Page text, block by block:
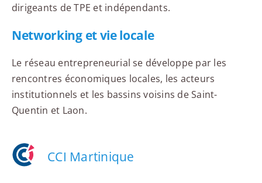
dirigeants de TPE et indépendants.
Networking et vie locale
Le réseau entrepreneurial se développe par les
rencontres économiques locales, les acteurs
institutionnels et les bassins voisins de Saint-
Quentin et Laon.
CCI Martinique